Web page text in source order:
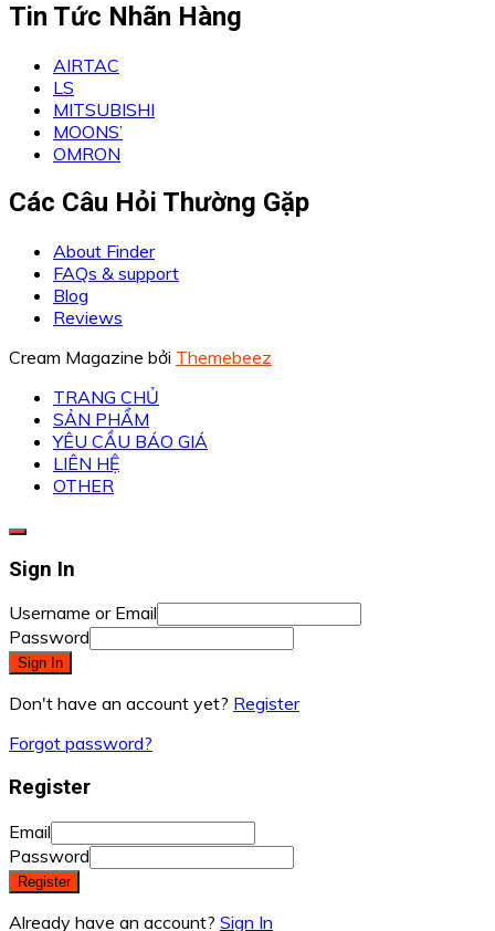
Tin Tức Nhãn Hàng
AIRTAC
LS
MITSUBISHI
MOONS’
OMRON
Các Câu Hỏi Thường Gặp
About Finder
FAQs & support
Blog
Reviews
Cream Magazine bởi Themebeez
TRANG CHỦ
SẢN PHẨM
YÊU CẦU BÁO GIÁ
LIÊN HỆ
OTHER
Sign In
Username or Email
Password
Sign In
Don't have an account yet? Register
Forgot password?
Register
Email
Password
Register
Already have an account? Sign In